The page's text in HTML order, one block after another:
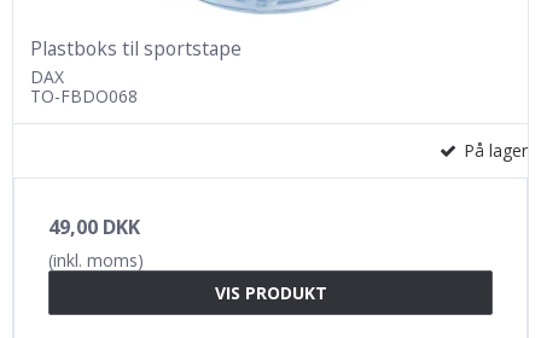
Plastboks til sportstape
DAX
TO-FBDO068
På lager
49,00 DKK
(inkl. moms)
VIS PRODUKT